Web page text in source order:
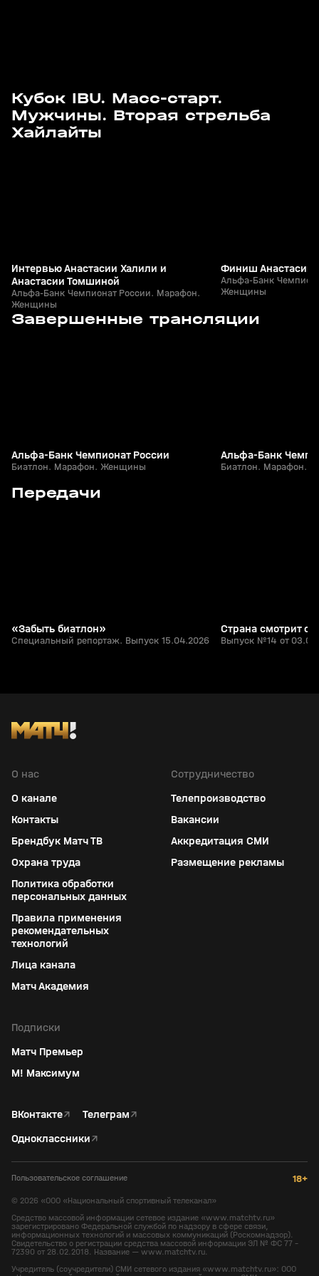
Кубок IBU. Масс-старт.
Мужчины. Вторая стрельба
Хайлайты
29 мар, 11:39
Интервью Анастасии Халили и
Анастасии Томшиной
Альфа-Банк Чемпионат России. Марафон.
Женщины
2:05
Финиш Анастасии
Альфа-Банк
Женщины
Завершенные трансляции
29 мар, 09:01
Альфа-Банк Чемпионат России
Биатлон. Марафон. Женщины
Альфа-Банк
Биатлон. Марафон.
Передачи
15 апр, 13:09
«Забыть биатлон»
Специальный репортаж. Выпуск 15.04.2026
Страна смотрит
Выпуск №14 от
О нас
О канале
Контакты
Брендбук Матч ТВ
Охрана труда
Политика обработки
персональных данных
Правила применения
рекомендательных
технологий
Лица канала
Матч Академия
Сотрудничество
Телепроизводство
Вакансии
Аккредитация СМИ
Размещение рекламы
Подписки
Матч Премьер
М! Максимум
ВКонтакте↗ Телеграм↗
Одноклассники↗
Пользовательское соглашение 18+
© 2026 «ООО «Национальный спортивный телеканал»
Средство массовой информации сетевое издание «www.matchtv.ru»
зарегистрировано Федеральной службой по надзору в сфере связи,
информационных технологий и массовых коммуникаций (Роскомнадзор).
Свидетельство о регистрации средства массовой информации ЭЛ № ФС 77 -
72390 от 28.02.2018. Название — www.matchtv.ru.
Учредитель (соучредители) СМИ сетевого издания «www.matchtv.ru»: ООО